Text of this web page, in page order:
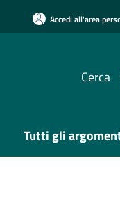
Accedi all'area
Cerca
Tutti gli